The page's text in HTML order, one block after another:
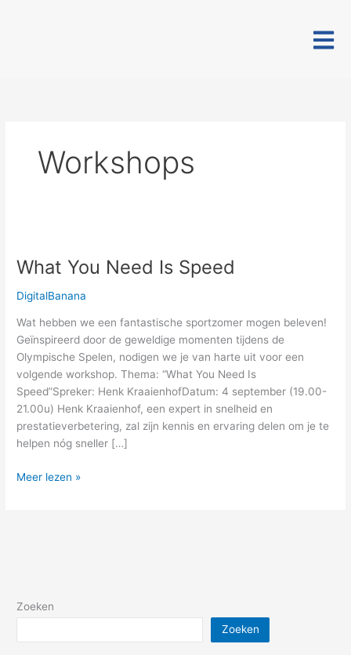
Workshops
What You Need Is Speed
DigitalBanana
Wat hebben we een fantastische sportzomer mogen beleven!
Geïnspireerd door de geweldige momenten tijdens de
Olympische Spelen, nodigen we je van harte uit voor een
volgende workshop. Thema: “What You Need Is
Speed”Spreker: Henk KraaienhofDatum: 4 september (19.00-
21.00u) Henk Kraaienhof, een expert in snelheid en
prestatieverbetering, zal zijn kennis en ervaring delen om je te
helpen nóg sneller […]
Need
Speed
Meer lezen »
Zoeken
Zoeken